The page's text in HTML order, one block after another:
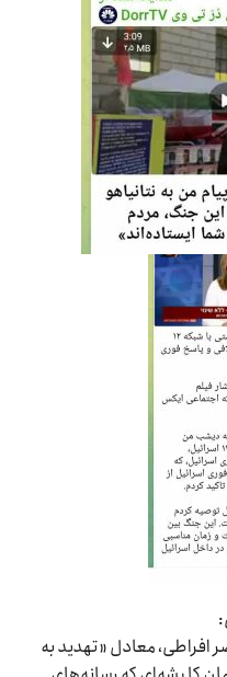
افراطی، معادل «تهدید به